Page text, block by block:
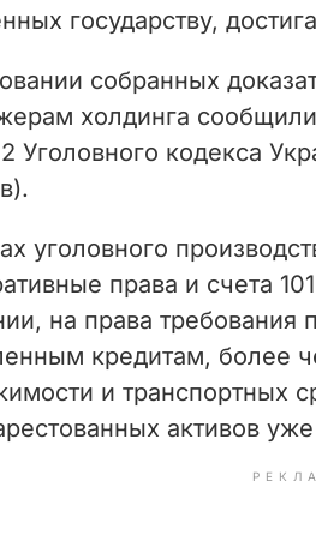
государству,
собранных
холдинга
Уголовного кодекса
уголовного
права и счета
на права требования
кредитам, более
и транспортных
активов